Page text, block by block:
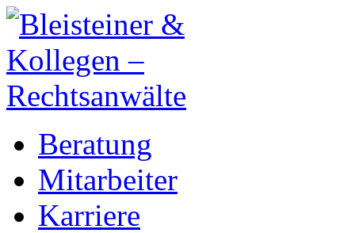
Beratung
Mitarbeiter
Karriere